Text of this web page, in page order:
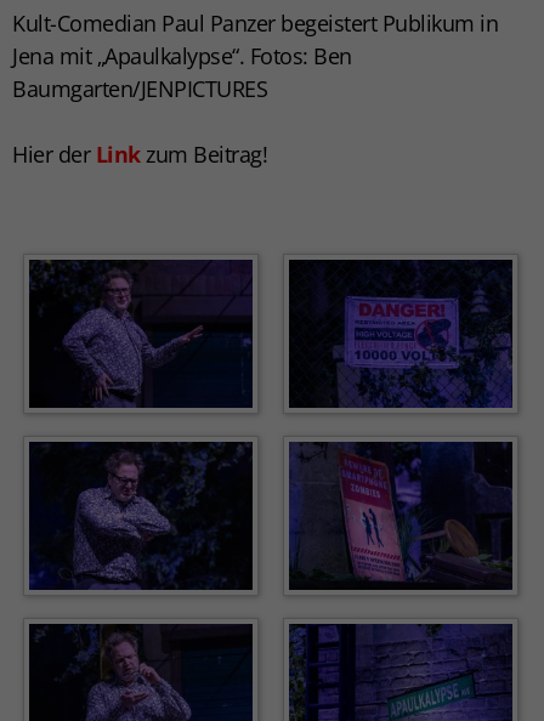
Kult-Comedian Paul Panzer begeistert Publikum in
Jena mit „Apaulkalypse“. Fotos: Ben
Baumgarten/JENPICTURES
Hier der Linkzum Beitrag!